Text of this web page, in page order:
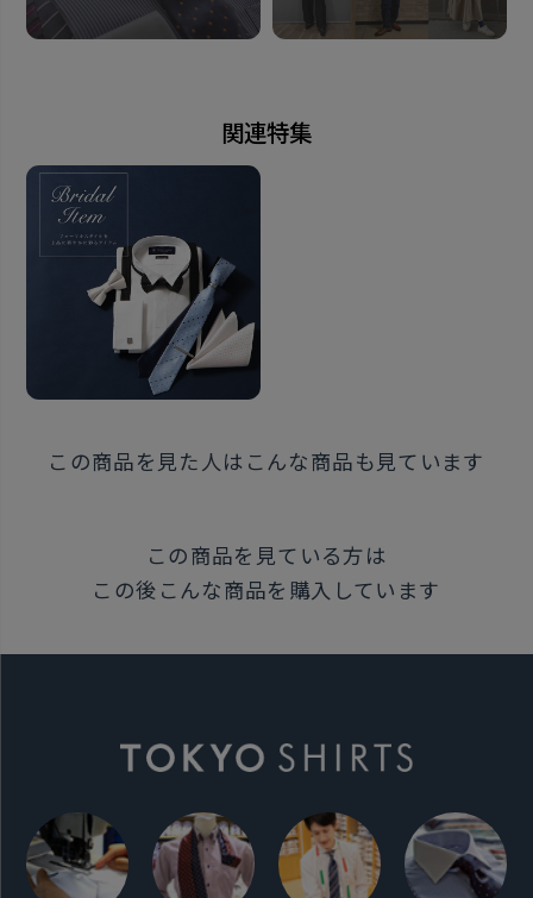
関連特集
この商品を見た人はこんな商品も見ています
この商品を見ている方は
この後こんな商品を購入しています